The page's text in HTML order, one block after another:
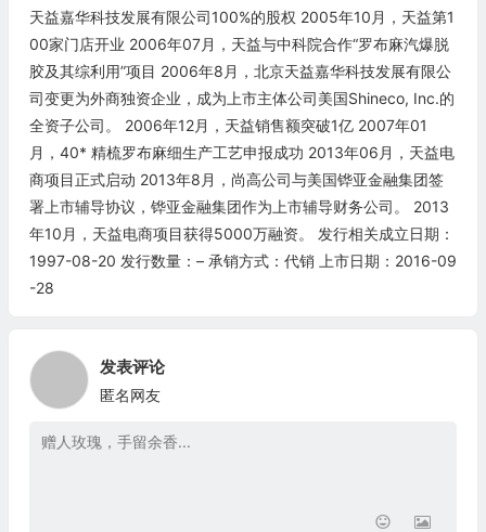
天益嘉华科技发展有限公司100%的股权 2005年10月，天益第1
00家门店开业 2006年07月，天益与中科院合作“罗布麻汽爆脱
胶及其综利用”项目 2006年8月，北京天益嘉华科技发展有限公
司变更为外商独资企业，成为上市主体公司美国Shineco, Inc.的
全资子公司。 2006年12月，天益销售额突破1亿 2007年01
月，40* 精梳罗布麻细生产工艺申报成功 2013年06月，天益电
商项目正式启动 2013年8月，尚高公司与美国铧亚金融集团签
署上市辅导协议，铧亚金融集团作为上市辅导财务公司。 2013
年10月，天益电商项目获得5000万融资。 发行相关成立日期：
1997-08-20 发行数量：– 承销方式：代销 上市日期：2016-09
-28
发表评论
匿名网友